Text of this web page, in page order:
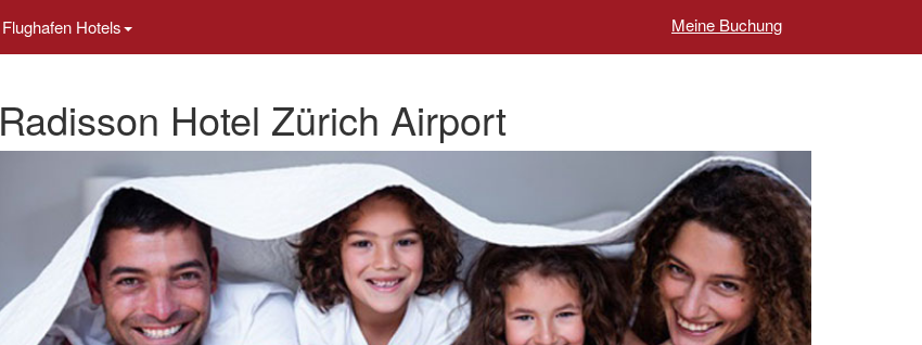
Flughafen Hotels Meine Buchung
Radisson Hotel Zürich Airport